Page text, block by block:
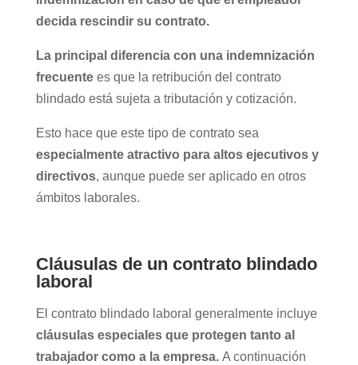
decida rescindir su contrato.
La principal diferencia con una indemnización
frecuentees que la retribución del contrato
blindado está sujeta a tributación y cotización.
Esto hace que este tipo de contrato sea
especialmente atractivo para altos ejecutivos y
directivos, aunque puede ser aplicado en otros
ámbitos laborales.
Cláusulas de un contrato blindado
laboral
El contrato blindado laboral generalmente incluye
cláusulas especiales que protegen tanto al
trabajador como a la empresa. A continuación